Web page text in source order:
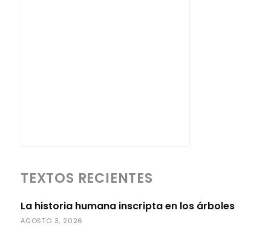
TEXTOS RECIENTES
La historia humana inscripta en los árboles
AGOSTO 3, 2026